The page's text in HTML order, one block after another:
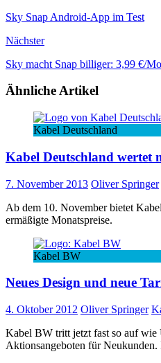
Sky Snap Android-App im Test
Nächster
Sky macht Snap billiger: 3,99 €/
Ähnliche Artikel
Kabel Deutschland
Kabel Deutschland wertet
7. November 2013 Oliver Springer
Ab dem 10. November bietet
ermäßigte Monatspreise.
Kabel BW
Neues Design und neue
4. Oktober 2012 Oliver Springer
Kabel BW tritt jetzt fast so auf wie
Aktionsangeboten für